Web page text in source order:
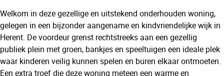
Welkom in deze gezellige en uitstekend onderhouden woning,
gelegen in een bijzonder aangename en kindvriendelijke wijk in
Herent. De voordeur grenst rechtstreeks aan een gezellig
publiek plein met groen, bankjes en speeltuigen een ideale plek
waar kinderen veilig kunnen spelen en buren elkaar ontmoeten.
Een extra troef die deze woning meteen een warme en